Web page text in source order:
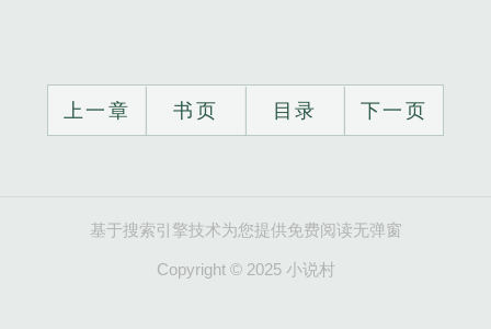
上一章 书页 目录 下一页
基于搜索引擎技术为您提供免费阅读无弹窗
Copyright © 2025 小说村